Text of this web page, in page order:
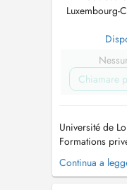
Luxembourg-
Chiamare
Université de
Formations
Certificat
exploitation de
Continua a